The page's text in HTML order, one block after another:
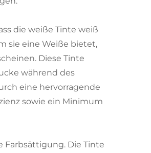
die weiße Tinte weiß
sie eine Weiße bietet,
Diese Tinte
während des
eine hervorragende
sowie ein Minimum
Farbsättigung. Die Tinte